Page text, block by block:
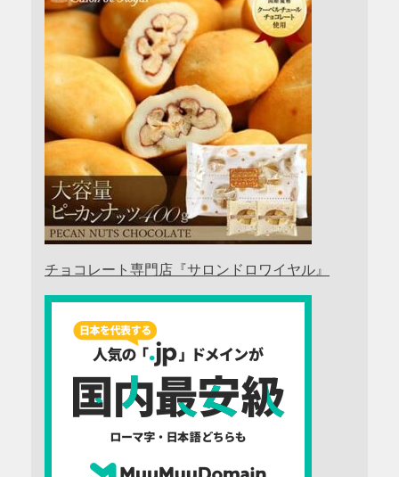
チョコレート専門店『サロンドロワイヤル』